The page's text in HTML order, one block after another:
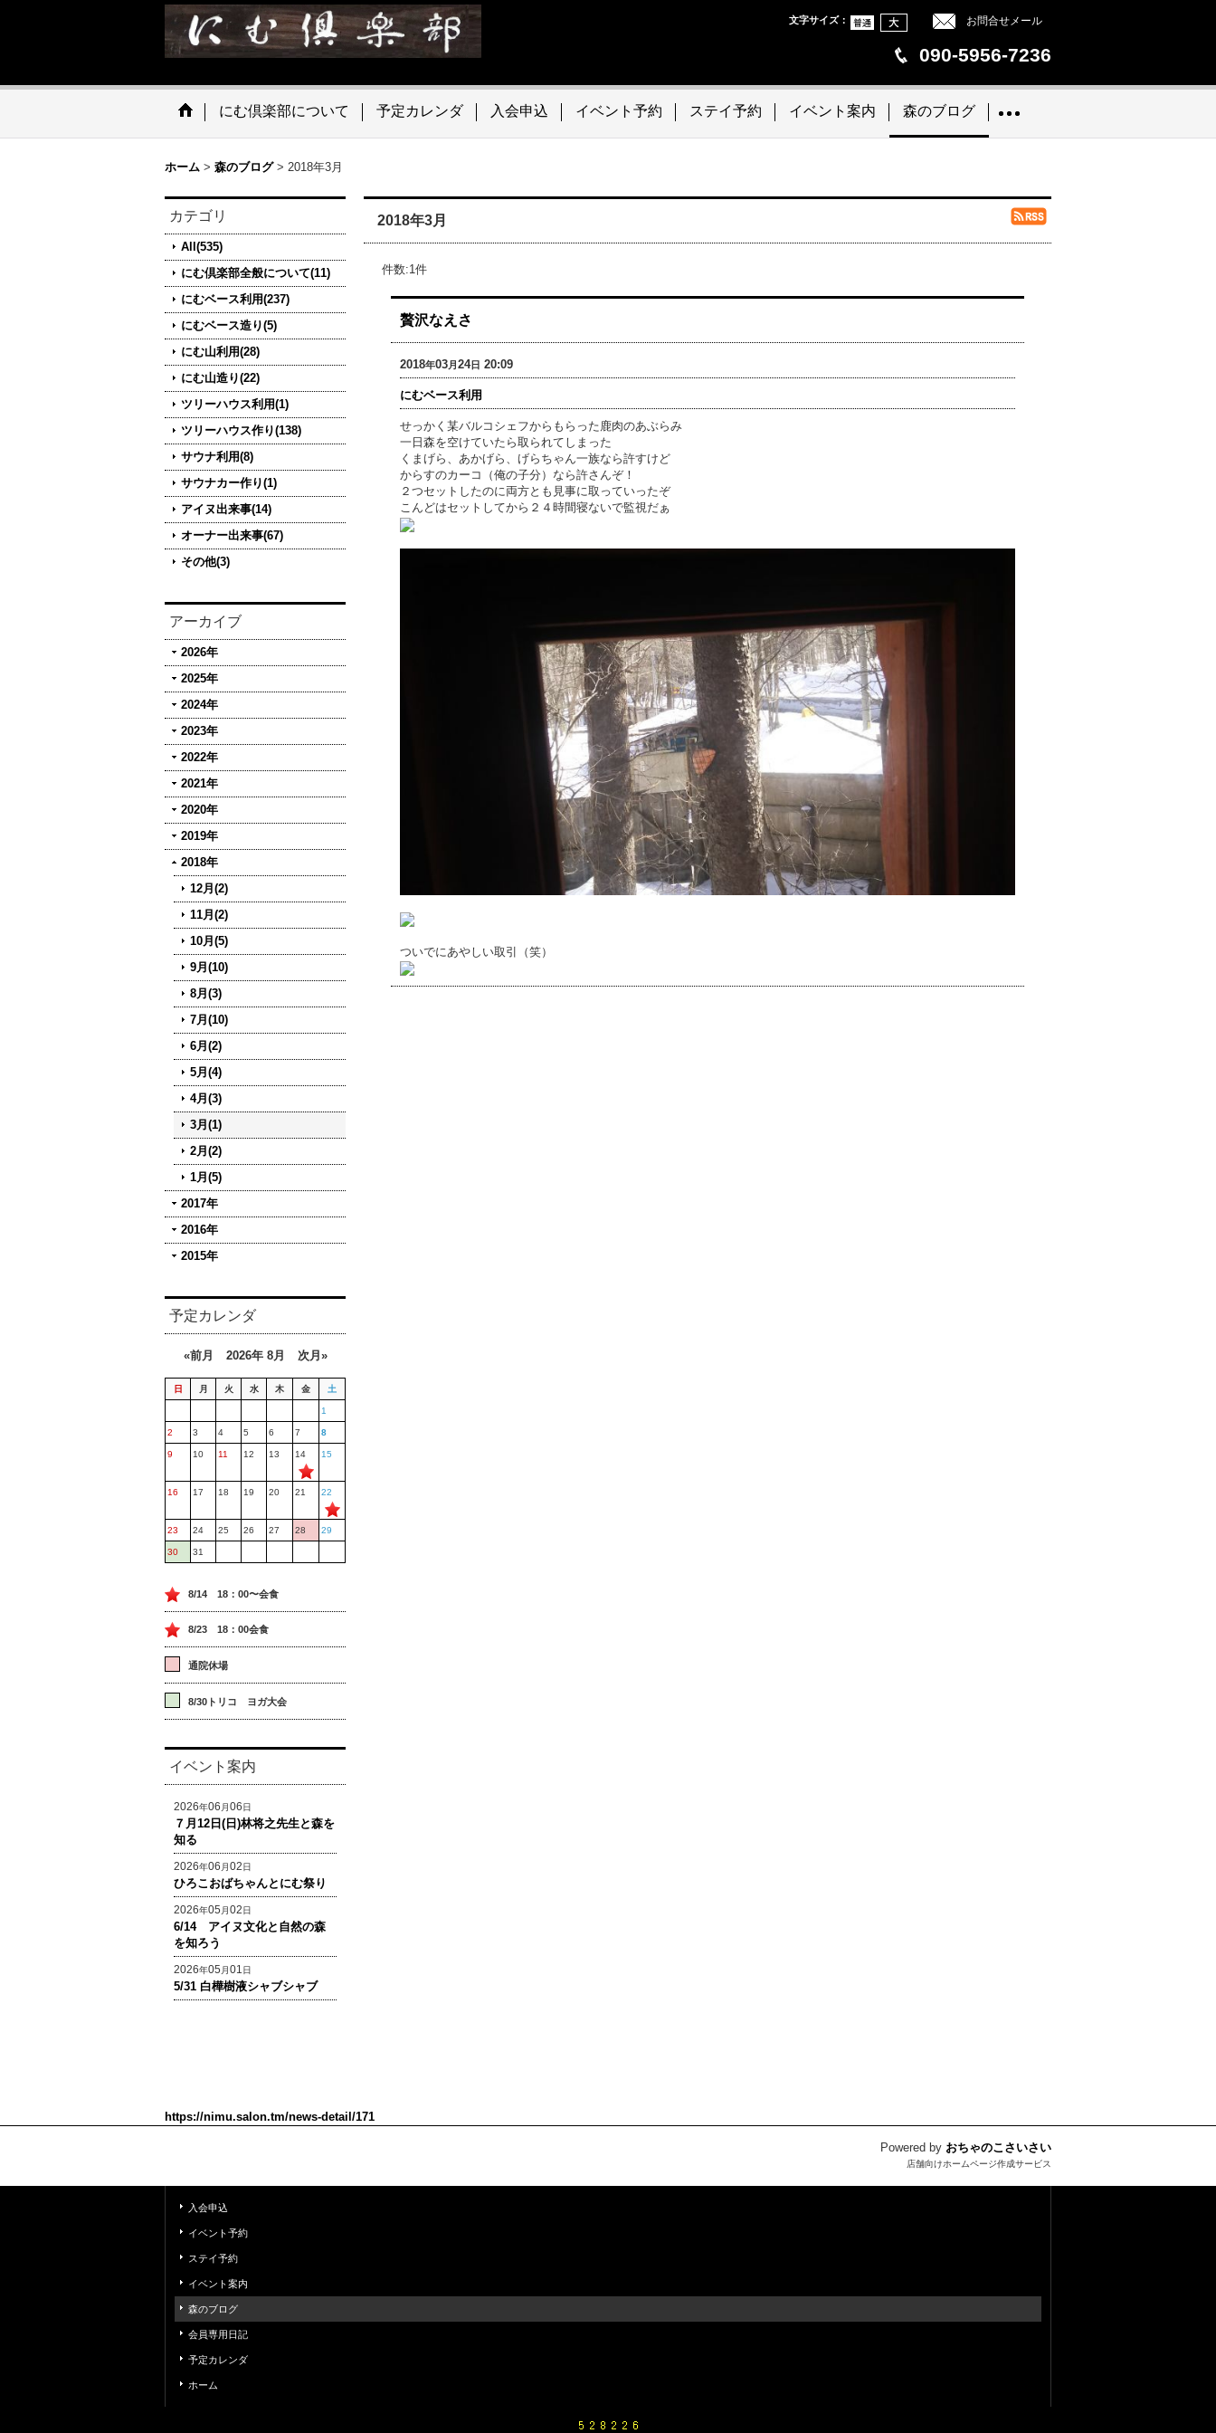
お問合せメール
文字サイズ：
090-5956-7236
にむ倶楽部について 予定カレンダ 入会申込 イベント予約 ステイ予約 イベント案内 森のブログ
ホーム > 森のブログ > 2018年3月
カテゴリ
All(535)
にむ倶楽部全般について(11)
にむベース利用(237)
にむベース造り(5)
にむ山利用(28)
にむ山造り(22)
ツリーハウス利用(1)
ツリーハウス作り(138)
サウナ利用(8)
サウナカー作り(1)
アイヌ出来事(14)
オーナー出来事(67)
その他(3)
アーカイブ
2026年
2025年
2024年
2023年
2022年
2021年
2020年
2019年
2018年
12月(2)
11月(2)
10月(5)
9月(10)
8月(3)
7月(10)
6月(2)
5月(4)
4月(3)
3月(1)
2月(2)
1月(5)
2017年
2016年
2015年
予定カレンダ
«前月 2026年 8月 次月»
日 月 火 水 木 金 土
1
2 3 4 5 6 7 8
9 10 11 12 13 14 15
16 17 18 19 20 21 22
23 24 25 26 27 28 29
30 31
8/14 18：00〜会食
8/23 18：00会食
通院休場
8/30トリコ ヨガ大会
イベント案内
2026年06 月06日
７月12日(日)林将之先生と森を
知る
2026年06 月02日
ひろこおばちゃんとにむ祭り
2026年05 月02日
6/14 アイヌ文化と自然の森
を知ろう
2026年05 月01日
5/31 白樺樹液シャブシャブ
2018年3月
件数:1件
贅沢なえさ
2018年03月24日 20:09
にむベース利用
せっかく某バルコシェフからもらった鹿肉のあぶらみ
一日森を空けていたら取られてしまった
くまげら、あかげら、げらちゃん一族なら許すけど
からすのカーコ（俺の子分）なら許さんぞ！
２つセットしたのに両方とも見事に取っていったぞ
こんどはセットしてから２４時間寝ないで監視だぁ
ついでにあやしい取引（笑）
https://nimu.salon.tm/news-detail/171
Powered by おちゃのこさいさい
店舗向けホームページ作成サービス
入会申込
イベント予約
ステイ予約
イベント案内
森のブログ
会員専用日記
予定カレンダ
ホーム